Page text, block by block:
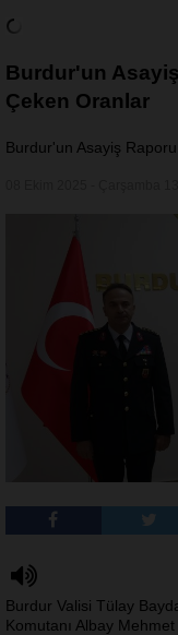
Burdur'un
Çeken Oranlar
Burdur'un Asayiş
Burdur Valisi Tülay
Komutanı Albay